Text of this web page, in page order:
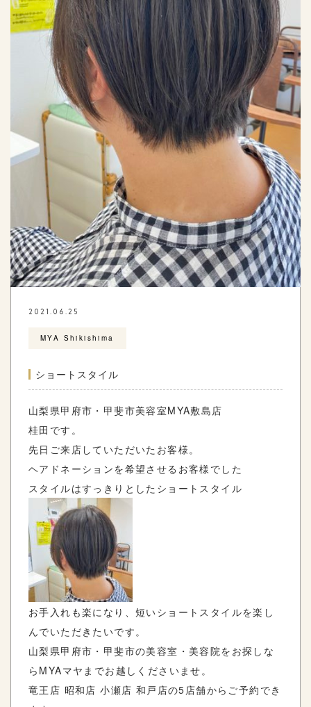
2021.06.25
MYA Shikishima
ショートスタイル
山梨県甲府市・甲斐市美容室MYA敷島店
桂田です。
先日ご来店していただいたお客様。
ヘアドネーションを希望させるお客様でした
スタイルはすっきりとしたショートスタイル
お手入れも楽になり、短いショートスタイルを楽し
んでいただきたいです。
山梨県甲府市・甲斐市の美容室・美容院をお探しな
ら MYAマヤまでお越しくださいませ。
竜王店 昭和店 小瀬店 和戸店の5 店舗からご予約でき